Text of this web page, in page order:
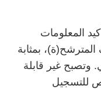
المعلومات
بمثابة
وتصبح غير قابلة
للتسجيل